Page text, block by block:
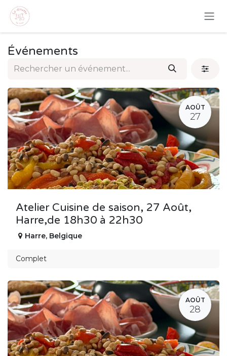
Se rendre au contenu
Événements
AOÛT
27
Atelier Cuisine de saison, 27 Août,
Harre,de 18h30 à 22h30
Harre, Belgique
Complet
AOÛT
28